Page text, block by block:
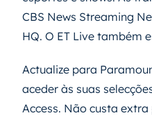
CBS News Streaming
HQ. O ET Live também
Actualize para
aceder às suas
Access. Não custa